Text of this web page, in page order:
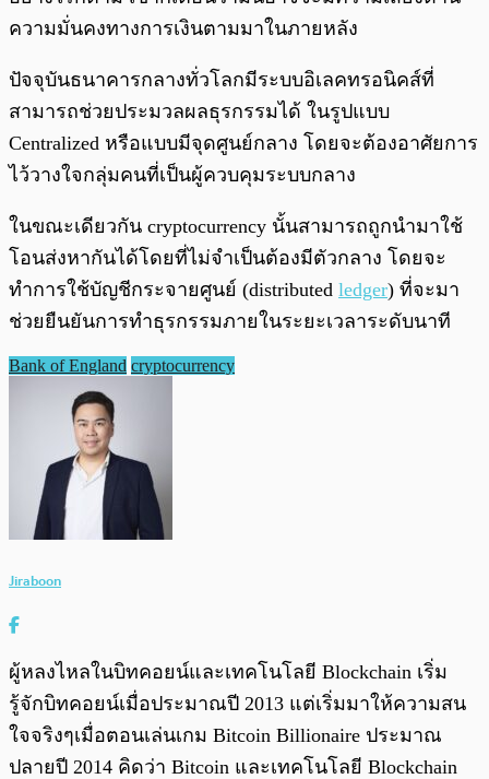
ความมั่นคงทางการเงินตามมาในภายหลัง
ปัจจุบันธนาคารกลางทั่วโลกมีระบบอิเลคทรอนิคส์ที่
สามารถช่วยประมวลผลธุรกรรมได้ ในรูปแบบ
Centralized หรือแบบมีจุดศูนย์กลาง โดยจะต้องอาศัยการ
ไว้วางใจกลุ่มคนที่เป็นผู้ควบคุมระบบกลาง
ในขณะเดียวกัน cryptocurrency นั้นสามารถถูกนำมาใช้
โอนส่งหากันได้โดยที่ไม่จำเป็นต้องมีตัวกลาง โดยจะ
ทำการใช้บัญชีกระจายศูนย์ (distributed ledger) ที่จะมา
ช่วยยืนยันการทำธุรกรรมภายในระยะเวลาระดับนาที
Bank of England cryptocurrency
Jiraboon
ผู้หลงไหลในบิทคอยน์และเทคโนโลยี Blockchain เริ่ม
รู้จักบิทคอยน์เมื่อประมาณปี 2013 แต่เริ่มมาให้ความสน
ใจจริงๆเมื่อตอนเล่นเกม Bitcoin Billionaire ประมาณ
ปลายปี 2014 คิดว่า Bitcoin และเทคโนโลยี Blockchain